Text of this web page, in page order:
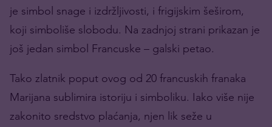
je simbol snage i izdržljivosti, i frigijskim šeširom,
koji simboliše slobodu. Na zadnjoj strani prikazan je
još jedan simbol Francuske – galski petao.
Tako zlatnik poput ovog od 20 francuskih franaka
Marijana sublimira istoriju i simboliku. Iako više nije
zakonito sredstvo plaćanja, njen lik seže u